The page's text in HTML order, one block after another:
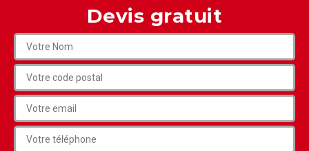
Devis gratuit